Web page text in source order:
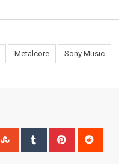
Metalcore Sony Music